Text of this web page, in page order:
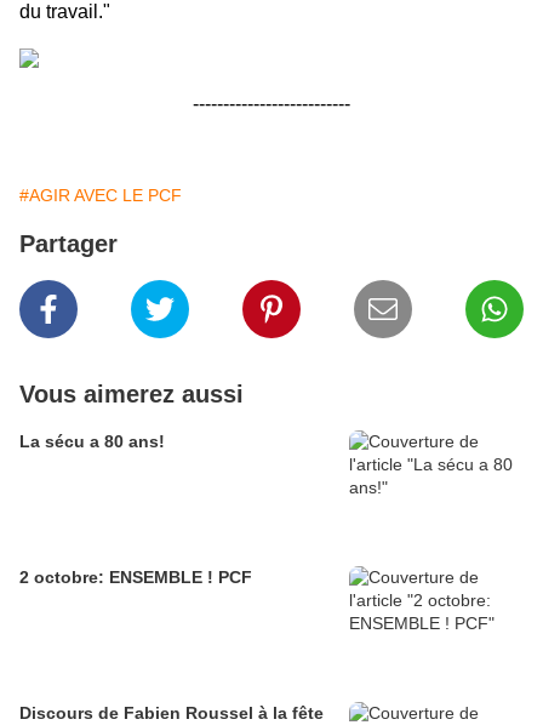
du travail."
--------------------------
#AGIR AVEC LE PCF
Partager
Vous aimerez aussi
La sécu a 80 ans!
2 octobre: ENSEMBLE ! PCF
Discours de Fabien Roussel à la fête